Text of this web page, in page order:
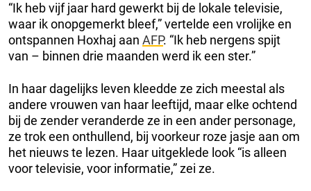
“Ik heb vijf jaar hard gewerkt bij de lokale televisie,
waar ik onopgemerkt bleef,” vertelde een vrolijke en
ontspannen Hoxhaj aan AFP. “Ik heb nergens spijt
van – binnen drie maanden werd ik een ster.”
In haar dagelijks leven kleedde ze zich meestal als
andere vrouwen van haar leeftijd, maar elke ochtend
bij de zender veranderde ze in een ander personage,
ze trok een onthullend, bij voorkeur roze jasje aan om
het nieuws te lezen. Haar uitgeklede look “is alleen
voor televisie, voor informatie,” zei ze.